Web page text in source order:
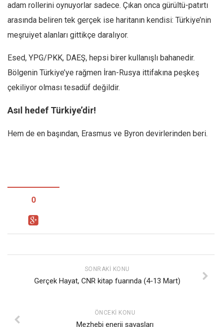
adam rollerini oynuyorlar sadece. Çıkan onca gürültü-patırtı
arasında beliren tek gerçek ise haritanın kendisi: Türkiye’nin
meşruiyet alanları gittikçe daralıyor.
Esed, YPG/PKK, DAEŞ, hepsi birer kullanışlı bahanedir.
Bölgenin Türkiye’ye rağmen İran-Rusya ittifakına peşkeş
çekiliyor olması tesadüf değildir.
Asıl hedef Türkiye’dir!
Hem de en başından, Erasmus ve Byron devirlerinden beri.
0
SONRAKI KONU
Gerçek Hayat, CNR kitap fuarında (4-13 Mart)
ÖNCEKI KONU
Mezhebi enerji savaşları